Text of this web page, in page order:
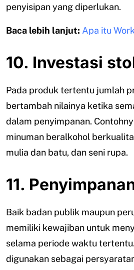
penyisipan yang diperlukan.
Baca lebih lanjut: Apa itu
10. Investasi
Pada produk tertentu jumlah
bertambah nilainya ketika
dalam penyimpanan.
minuman beralkohol
mulia dan batu, dan seni rupa.
11.
Baik badan publik maupun
memiliki kewajiban untuk
selama periode waktu
digunakan sebagai